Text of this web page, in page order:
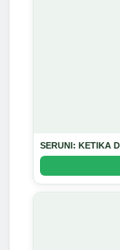
SERUNI: KETIKA